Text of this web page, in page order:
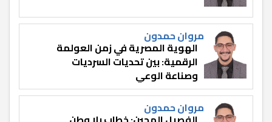
مروان حمدون
الهوية المصرية في زمن العولمة
الرقمية: بين تحديات السرديات
وصناعة الوعي
مروان حمدون